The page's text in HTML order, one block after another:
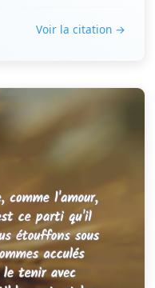
Voir la citation →